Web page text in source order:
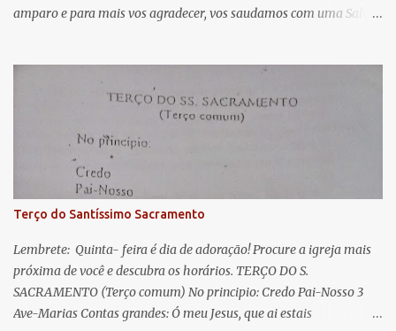
o
amparo e para mais vos agradecer, vos saudamos com uma Salve
lágrimas. Eia, pois, Advogada nossa, estes vossos olhos
misericordiosos a nós volvei, e depois deste desterro, mostrai-nos
Jesus. Bendito é o fruto do vosso ventre, ó clemente, ó piedosa, ó
doce e sempre Virgem Maria. Rogai por nós Santa Mãe de Deus.
Para que sejamos dignos das promessas de Cristo. Amém.
Terço do Santíssimo Sacramento
Lembrete: Quinta- feira é dia de adoração! Procure a igreja mais
próxima de você e descubra os horários. TERÇO DO S.
SACRAMENTO (Terço comum) No principio: Credo Pai-Nosso 3
Ave-Marias Contas grandes: Ó meu Jesus, que ai estais